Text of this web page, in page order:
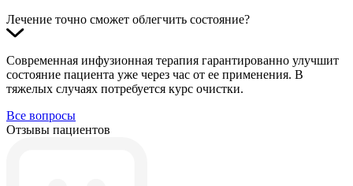
Лечение точно сможет облегчить состояние?
Современная инфузионная терапия гарантированно улучшит
состояние пациента уже через час от ее применения. В
тяжелых случаях потребуется курс очистки.
Все вопросы
Отзывы пациентов